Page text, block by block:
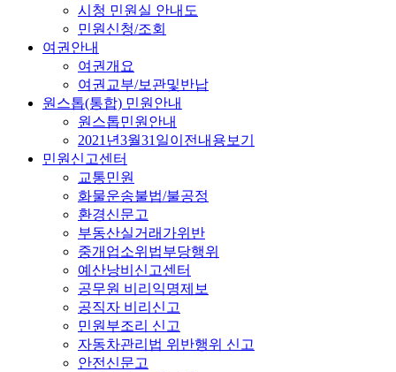
시청 민원실 안내도
민원신청/조회
여권안내
여권개요
여권교부/보관및반납
원스톱(통합) 민원안내
원스톱민원안내
2021년3월31일이전내용보기
민원신고센터
교통민원
화물운송불법/불공정
환경신문고
부동산실거래가위반
중개업소위법부당행위
예산낭비신고센터
공무원 비리익명제보
공직자 비리신고
민원부조리 신고
자동차관리법 위반행위 신고
안전신문고